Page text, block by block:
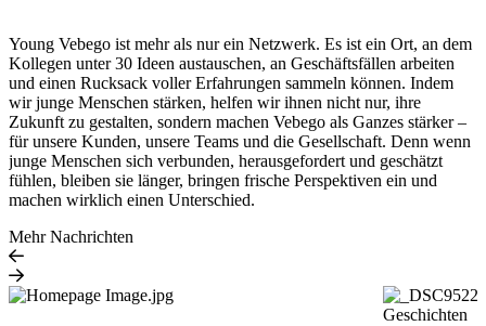
Young Vebego ist mehr als nur ein Netzwerk. Es ist ein Ort, an dem
Kollegen unter 30 Ideen austauschen, an Geschäftsfällen arbeiten
und einen Rucksack voller Erfahrungen sammeln können. Indem
wir junge Menschen stärken, helfen wir ihnen nicht nur, ihre
Zukunft zu gestalten, sondern machen Vebego als Ganzes stärker –
für unsere Kunden, unsere Teams und die Gesellschaft. Denn wenn
junge Menschen sich verbunden, herausgefordert und geschätzt
fühlen, bleiben sie länger, bringen frische Perspektiven ein und
machen wirklich einen Unterschied.
Mehr Nachrichten
Geschichten